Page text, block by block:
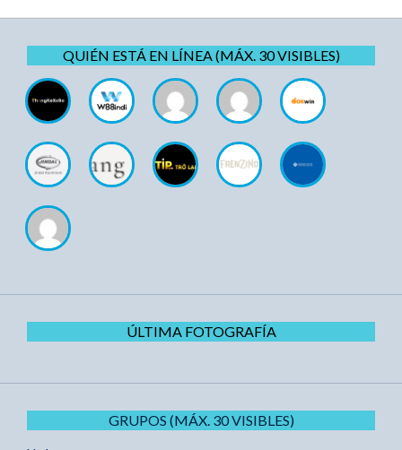
QUIÉN ESTÁ EN LÍNEA (MÁX. 30 VISIBLES)
ÚLTIMA FOTOGRAFÍA
GRUPOS (MÁX. 30 VISIBLES)